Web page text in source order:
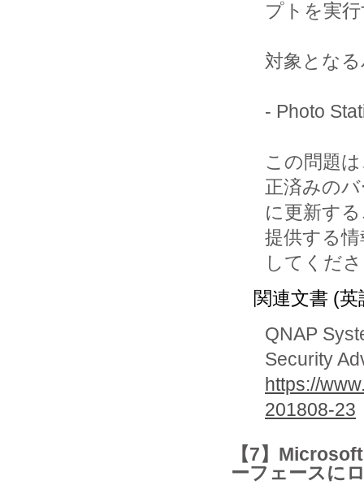
プトを実
対象とな
- Photo
この問題
正済みの
に更新す
提供する
してくだ
関連文書 (英
QNAP
Security
https://
201808-23
【7】
ーフェースに